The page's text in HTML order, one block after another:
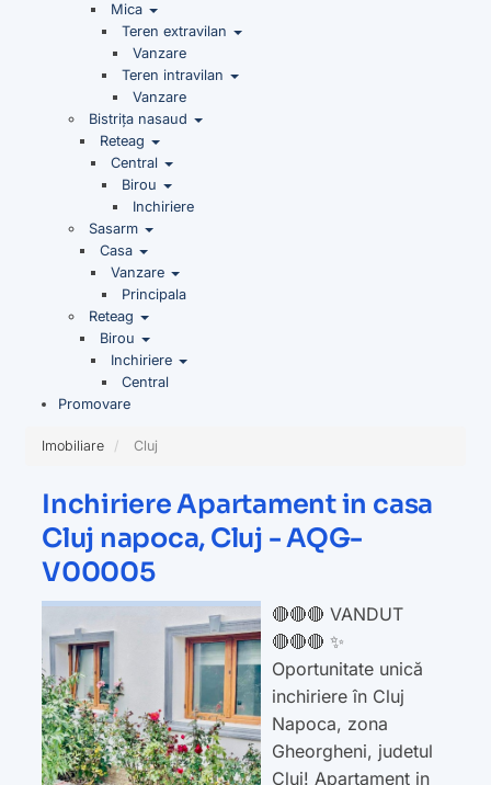
Mica
Teren extravilan
Vanzare
Teren intravilan
Vanzare
Bistrița nasaud
Reteag
Central
Birou
Inchiriere
Sasarm
Casa
Vanzare
Principala
Reteag
Birou
Inchiriere
Central
Promovare
Imobiliare Cluj
Inchiriere Apartament in casa
Cluj napoca, Cluj - AQG-
V00005
🔴🔴🔴 VANDUT
🔴🔴🔴 ✨
Oportunitate unică
inchiriere în Cluj
Napoca, zona
Gheorgheni, judetul
Cluj! Apartament in